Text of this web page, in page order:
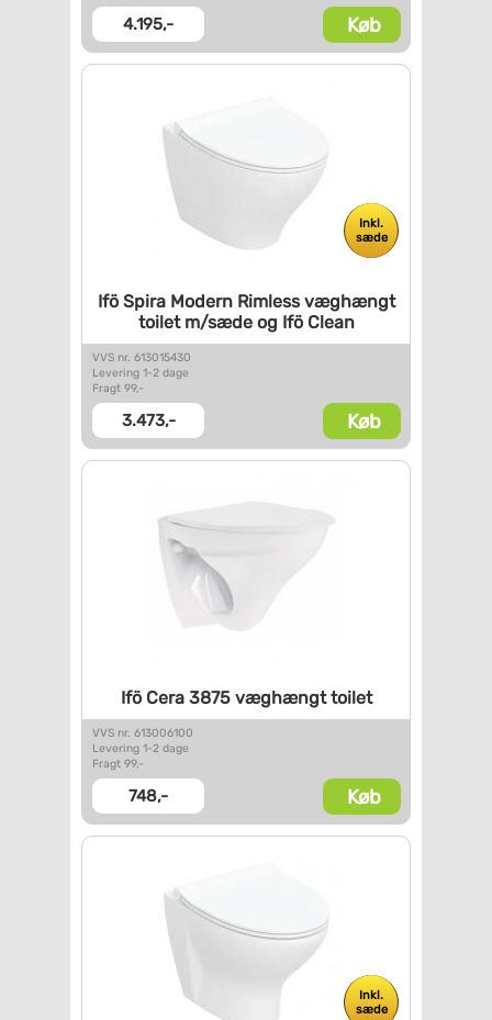
4.195,- Køb
Inkl.
sæde
Ifö Spira Modern Rimlessvæghængt
toilet m/sæde og IföClean
VVS nr. 613015430
Levering 1-2 dage
Fragt 99,-
3.473,- Køb
Ifö Cera 3875 væghængt toilet
VVS nr. 613006100
Levering 1-2 dage
Fragt 99,-
748,- Køb
Inkl.
sæde